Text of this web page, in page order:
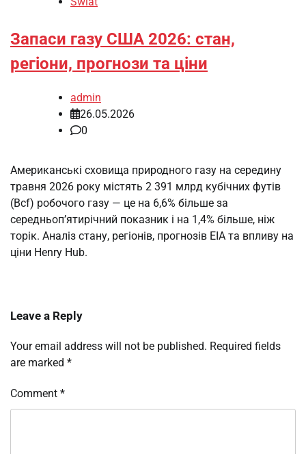
Запаси газу США 2026: стан,
регіони, прогнози та ціни
admin
26.05.2026
0
Американські сховища природного газу на середину
травня 2026 року містять 2 391 млрд кубічних футів
(Bcf) робочого газу — це на 6,6% більше за
середньоп’ятирічний показник і на 1,4% більше, ніж
торік. Аналіз стану, регіонів, прогнозів EIA та впливу на
ціни Henry Hub.
Leave a Reply
Your email address will not be published. Required fields
are marked *
Comment *